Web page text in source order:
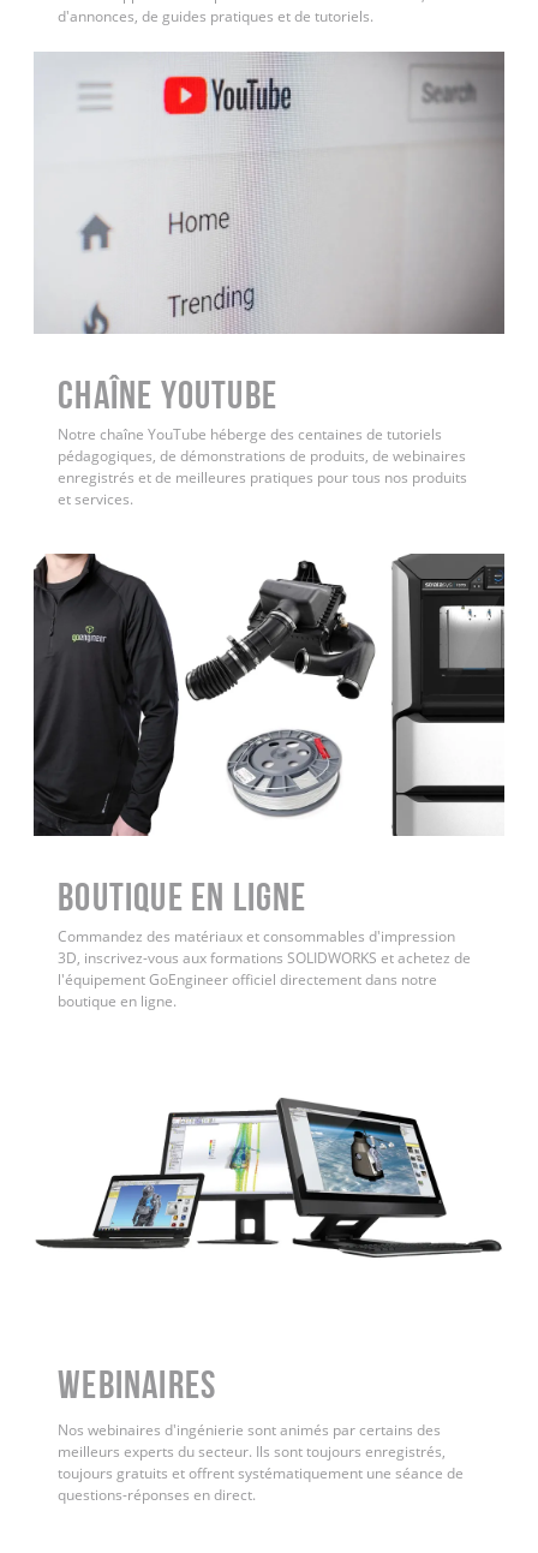
d'annonces, de guides pratiques et de tutoriels.
Chaîne YouTube
Notre chaîne YouTube héberge des centaines de tutoriels
pédagogiques, de démonstrations de produits, de webinaires
enregistrés et de meilleures pratiques pour tous nos produits
et services.
Boutique en ligne
Commandez des matériaux et consommables d'impression
3D, inscrivez-vous aux formations SOLIDWORKS et achetez de
l'équipement GoEngineer officiel directement dans notre
boutique en ligne.
WEBINAIRES
Nos webinaires d'ingénierie sont animés par certains des
meilleurs experts du secteur. Ils sont toujours enregistrés,
toujours gratuits et offrent systématiquement une séance de
questions-réponses en direct.